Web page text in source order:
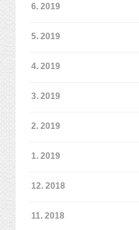
6. 2019
5. 2019
4. 2019
3. 2019
2. 2019
1. 2019
12. 2018
11. 2018